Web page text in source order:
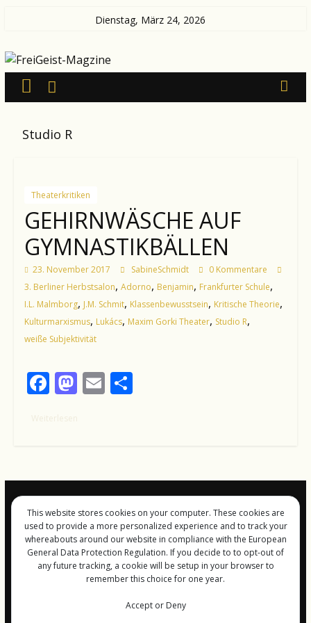
springen
Dienstag, März 24, 2026
FreiGeist-
Magzine
News
und
Studio R
Theaterkritiken
GEHIRNWÄSCHE AUF
GYMNASTIKBÄLLEN
23. November 2017 SabineSchmidt
0 Kommentare
3. Berliner Herbstsalon, Adorno, Benjamin, Frankfurter Schule,
I.L. Malmborg, J.M. Schmit, Klassenbewusstsein, Kritische Theorie,
Kulturmarxismus, Lukács, Maxim Gorki Theater, Studio R,
weiße Subjektivität
F
e
o
k
M
n
E T
Weiterlesen
Impressum und
Datenschutz
FreiGeist-Magzine. Alle Rechte vorbehalten.
This website stores cookies on your computer. These cookies are
used to provide a more personalized experience and to track your
whereabouts around our website in compliance with the European
General Data Protection Regulation. If you decide to to opt-out of
any future tracking, a cookie will be setup in your browser to
remember this choice for one year.
Accept or Deny